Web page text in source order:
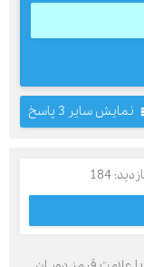
نمایش سایر 3 پاسخ
184